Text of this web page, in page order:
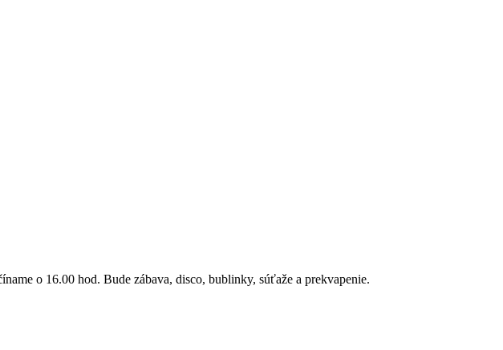
o 16.00 hod. Bude zábava, disco, bublinky, súťaže a prekvapenie.